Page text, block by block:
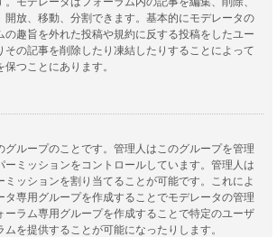
開放、移動、分割できます。基本的にモデレータの
の趣旨を外れた投稿や規約に反する投稿をしたユー
その記事を削除したり凍結したりすることによって
つことにあります。
グループのことです。管理人はこのグループを管理
ーミッションをコントロールしています。管理人は
ミッションを割り当てることが可能です。これによ
タ専用グループを作成することでモデレータの管理
ーラム専用グループを作成することで特定のユーザ
を提供することが可能になったりします。